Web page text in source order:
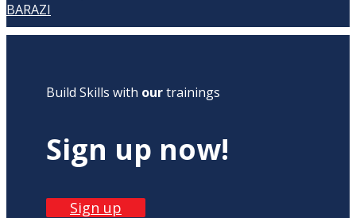
BARAZI
Build Skills with ourtrainings
Sign up now!
Sign up